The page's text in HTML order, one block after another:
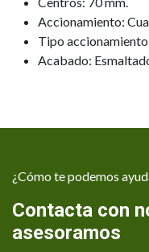
Accionamiento:
Tipo
Acabado:
¿Cómo te podemos
Contacta con
asesoramos